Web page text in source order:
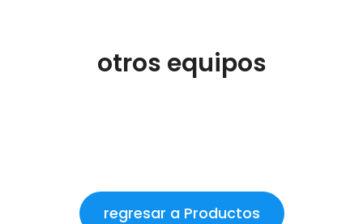
otros equipos
regresar a Productos